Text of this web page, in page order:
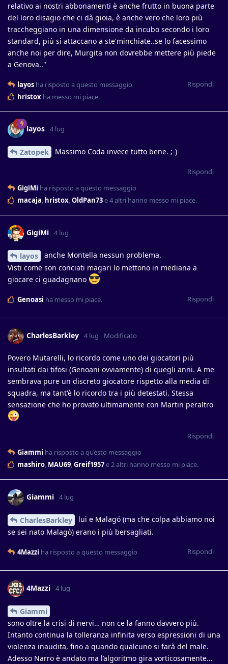
relativo ai nostri abbonamenti è anche frutto in buona parte
del loro disagio che ci dà gioia, è anche vero che loro più
traccheggiano in una dimensione da incubo secondo i loro
standard, più si attaccano a ste'minchiate..se lo facessimo
anche noi per dire, Murgita non dovrebbe mettere più piede
a Genova.."
Rispondi
layos ha risposto a questo messaggio
hristox ha messo mi piace.
layos 4 lug
Zatopek Massimo Coda invece tutto bene. ;-)
Rispondi
GigiMi ha risposto a questo messaggio
macaja, hristox,OldPan73e4altri hanno messo mi piace.
GigiMi 4 lug
layos
anche Montella nessun problema.
Visti come son conciati magari lo mettono in mediana a
giocare ci guadagnano
Rispondi
Genoasi ha messo mi piace.
CharlesBarkley 4 lug Modificato
Povero Mutarelli, lo ricordo come uno dei giocatori più
insultati dai tifosi (Genoani ovviamente) di quegli anni. A me
sembrava pure un discreto giocatore rispetto alla media di
squadra, ma tant'è lo ricordo tra i più detestati. Stessa
sensazione che ho provato ultimamente con Martin peraltro
Rispondi
Giammi ha risposto a questo messaggio
mashiro, MAU69,Greif1957e2altri hanno messo mi piace.
Giammi 4 lug
CharlesBarkley
lui e Malagó (ma che colpa abbiamo noi
se sei nato Malagò) erano i più bersagliati.
Rispondi
4Mazzi ha risposto a questo messaggio
4Mazzi 4 lug
Giammi
sono oltre la crisi di nervi… non ce la fanno davvero più.
Intanto continua la tolleranza infinita verso espressioni di una
violenza inaudita, fino a quando qualcuno si farà del male.
Adesso Narro è andato ma l’algoritmo gira vorticosamente…